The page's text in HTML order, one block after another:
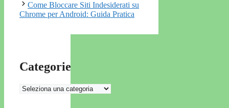
Come Bloccare Siti Indesiderati su
Chrome per Android: Guida Pratica
Categorie
Categorie